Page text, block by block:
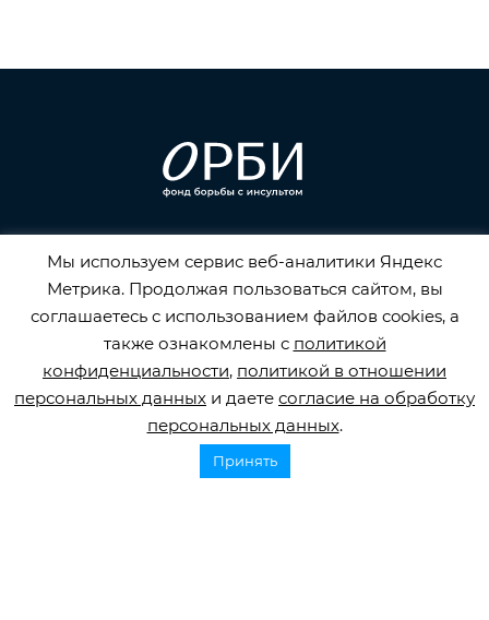
Горячая линия по инсульту
8 800 707 52 29
info@orbifond.ru
Подписаться
Мы используем сервис веб-аналитики Яндекс
Метрика. Продолжая пользоваться сайтом, вы
соглашаетесь с использованием файлов cookies, а
также ознакомлены с политикой
конфиденциальности, политикой в отношении
персональных данных и даете согласие на обработку
персональных данных.
Принять